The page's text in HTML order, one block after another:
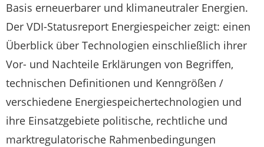
Basis erneuerbarer und klimaneutraler Energien.
Der VDI-Statusreport Energiespeicher zeigt: einen
Überblick über Technologien einschließlich ihrer
Vor- und Nachteile Erklärungen von Begriffen,
technischen Definitionen und Kenngrößen /
verschiedene Energiespeichertechnologien und
ihre Einsatzgebiete politische, rechtliche und
marktregulatorische Rahmenbedingungen